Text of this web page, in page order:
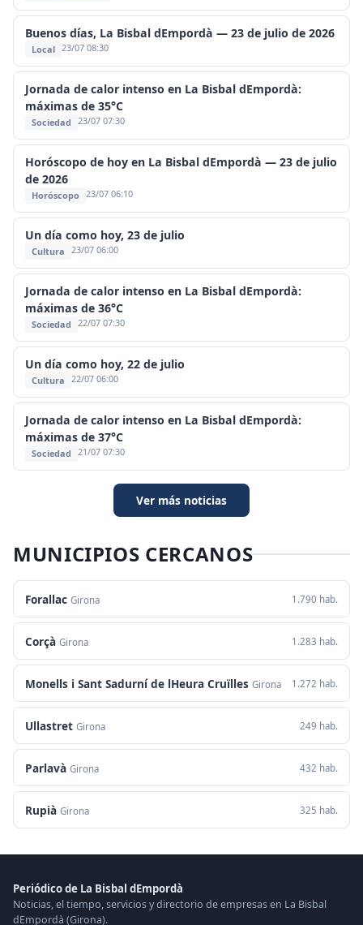
Buenos días, La Bisbal dEmpordà — 23 de julio de 2026
Local 23/07 08:30
Jornada de calor intenso en La Bisbal dEmpordà:
máximas de 35°C
Sociedad 23/07 07:30
Horóscopo de hoy en La Bisbal dEmpordà — 23 de julio
de 2026
Horóscopo 23/07 06:10
Un día como hoy, 23 de julio
Cultura 23/07 06:00
Jornada de calor intenso en La Bisbal dEmpordà:
máximas de 36°C
Sociedad 22/07 07:30
Un día como hoy, 22 de julio
Cultura 22/07 06:00
Jornada de calor intenso en La Bisbal dEmpordà:
máximas de 37°C
Sociedad 21/07 07:30
Ver más noticias
MUNICIPIOS CERCANOS
Forallac Girona 1.790 hab.
Corçà Girona 1.283 hab.
Monells i Sant Sadurní de lHeura Cruïlles Girona 1.272 hab.
Ullastret Girona 249 hab.
Parlavà Girona 432 hab.
Rupià Girona 325 hab.
Periódico de La Bisbal dEmpordà
Noticias, el tiempo, servicios y directorio de empresas en La Bisbal
dEmpordà (Girona).